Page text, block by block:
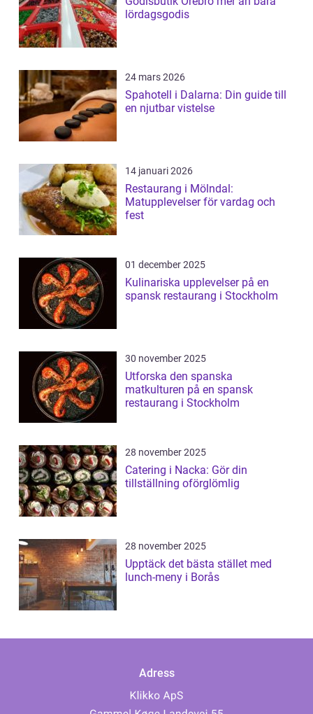
lördagsgodis
24 mars 2026
Spahotell i Dalarna: Din guide till
en njutbar vistelse
14 januari 2026
Restaurang i Mölndal:
Matupplevelser för vardag och
fest
01 december 2025
Kulinariska upplevelser på en
spansk restaurang i Stockholm
30 november 2025
Utforska den spanska
matkulturen på en spansk
restaurang i Stockholm
28 november 2025
Catering i Nacka: Gör din
tillställning oförglömlig
28 november 2025
Upptäck det bästa stället med
lunch-meny i Borås
Adress